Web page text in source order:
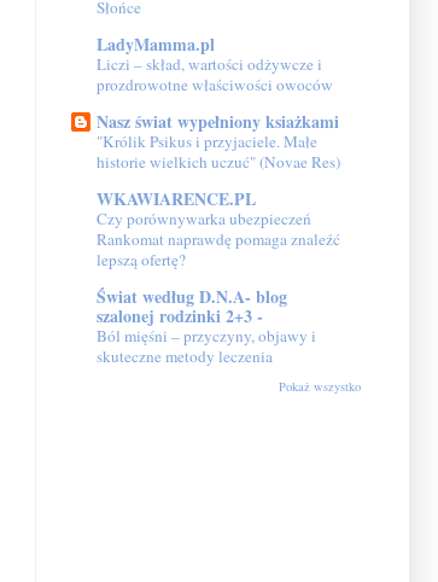
Słońce
LadyMamma.pl
Liczi – skład, wartości odżywcze i
prozdrowotne właściwości owoców
Nasz świat wypełniony ksiażkami
"Królik Psikus i przyjaciele. Małe
historie wielkich uczuć" (Novae Res)
WKAWIARENCE.PL
Czy porównywarka ubezpieczeń
Rankomat naprawdę pomaga znaleźć
lepszą ofertę?
Świat według D.N.A- blog
szalonej rodzinki 2+3 -
Ból mięśni – przyczyny, objawy i
skuteczne metody leczenia
Pokaż wszystko